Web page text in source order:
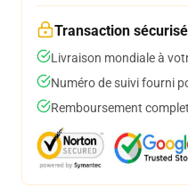
Transaction
Livraison mondiale à
Numéro de suivi fourni
Remboursement